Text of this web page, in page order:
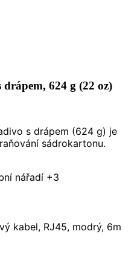
624 g (22 oz)
s drápem (624 g) je
sádrokartonu.
nářadí +3
kabel, RJ45, modrý, 6m